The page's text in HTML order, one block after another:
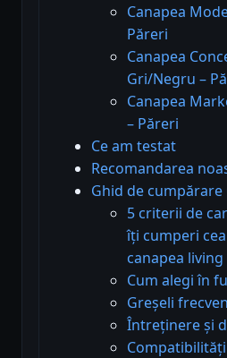
Canapea
Păreri
Canapea
Gri/Negru –
Canapea
– Păreri
Ce am testat
Recomandarea
Ghid de cumpărare
5 criterii de
îți cumperi
canapea living
Cum alegi în
Greșeli
Întreținere și